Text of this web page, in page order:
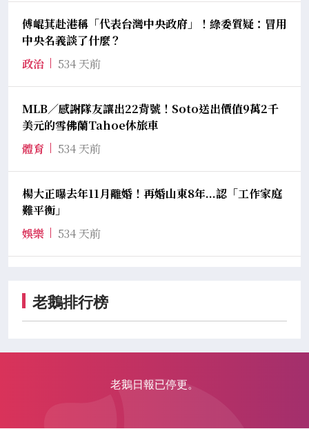
傅崐萁赴港稱「代表台灣中央政府」！綠委質疑：冒用
中央名義談了什麼？
政治
534 天前
MLB／感謝隊友讓出22背號！Soto送出價值9萬2千
美元的雪佛蘭Tahoe休旅車
體育
534 天前
楊大正曝去年11月離婚！再婚山東8年...認「工作家庭
難平衡」
娛樂
534 天前
老鵝排行榜
老鵝日報已停更。